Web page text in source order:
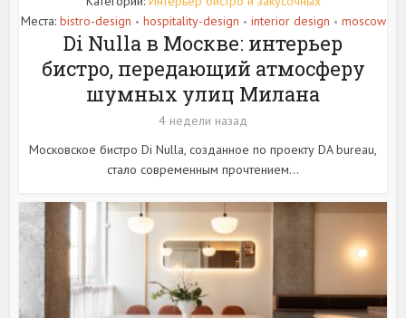
Места: bistro-design • hospitality-design • interior design • moscow
Di Nulla в Москве: интерьер
бистро, передающий атмосферу
шумных улиц Милана
4 недели назад
Московское бистро Di Nulla, созданное по проекту DA bureau,
стало современным прочтением...